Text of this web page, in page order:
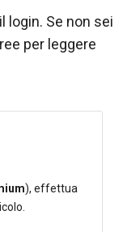
login. Se non sei
per leggere
), effettua